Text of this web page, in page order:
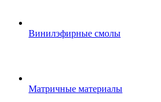
Винилэфирные смолы
Матричные материалы